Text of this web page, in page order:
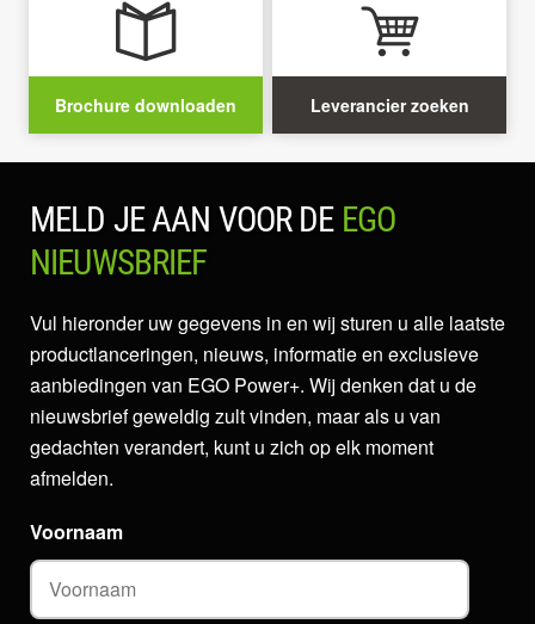
Brochure downloaden Leverancier zoeken
MELD JE AAN VOOR DE EGO
NIEUWSBRIEF
Vul hieronder uw gegevens in en wij sturen u alle laatste
productlanceringen, nieuws, informatie en exclusieve
aanbiedingen van EGO Power+. Wij denken dat u de
nieuwsbrief geweldig zult vinden, maar als u van
gedachten verandert, kunt u zich op elk moment
afmelden.
Voornaam